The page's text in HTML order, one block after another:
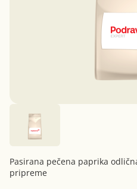
Pasirana pečena paprika
pripreme